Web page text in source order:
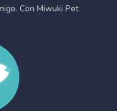
Con Miwuki Pet